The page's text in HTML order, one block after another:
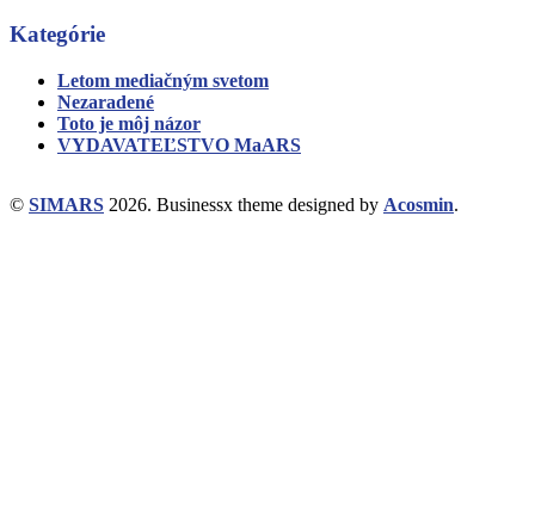
Kategórie
Letom mediačným svetom
Nezaradené
Toto je môj názor
VYDAVATEĽSTVO MaARS
© SIMARS 2026. Businessx theme designed by Acosmin.